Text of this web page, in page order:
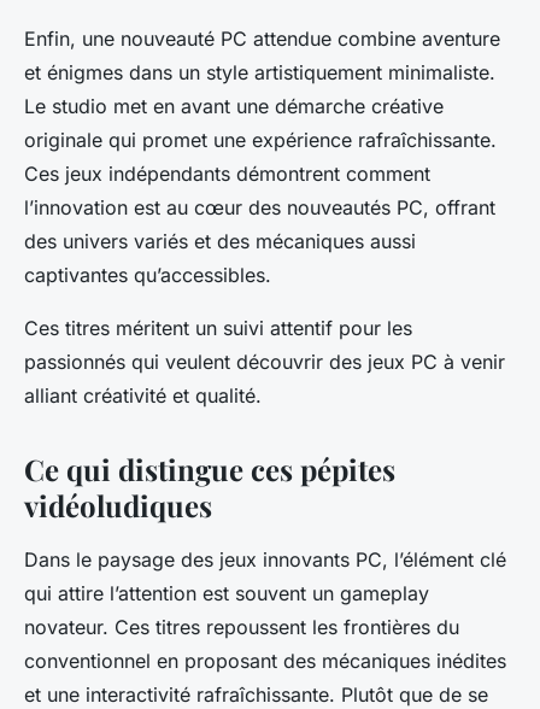
Enfin, une nouveauté PC attendue combine aventure
et énigmes dans un style artistiquement minimaliste.
Le studio met en avant une démarche créative
originale qui promet une expérience rafraîchissante.
Ces jeux indépendants démontrent comment
l’innovation est au cœur des nouveautés PC, offrant
des univers variés et des mécaniques aussi
captivantes qu’accessibles.
Ces titres méritent un suivi attentif pour les
passionnés qui veulent découvrir des jeux PC à venir
alliant créativité et qualité.
Ce qui distingue ces pépites
vidéoludiques
Dans le paysage des jeux innovants PC, l’élément clé
qui attire l’attention est souvent un gameplay
novateur. Ces titres repoussent les frontières du
conventionnel en proposant des mécaniques inédites
et une interactivité rafraîchissante. Plutôt que de se